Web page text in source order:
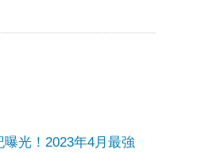
光！2023年4月最強